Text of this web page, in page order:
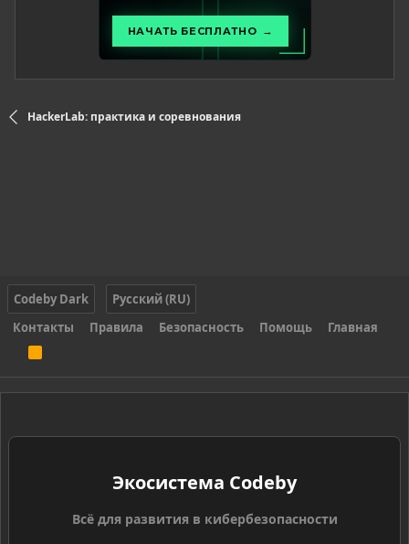
HackerLab: практика и соревнования
Codeby Dark
Русский (RU)
Контакты
Правила Безопасность Помощь Главная
S
Экосистема Codeby
Всё для развития в кибербезопасности